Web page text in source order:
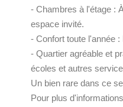
- Chambres à l'étage :
espace invité.
- Confort toute l'année
- Quartier agréable et
écoles et autres
Un bien rare dans ce
Pour plus